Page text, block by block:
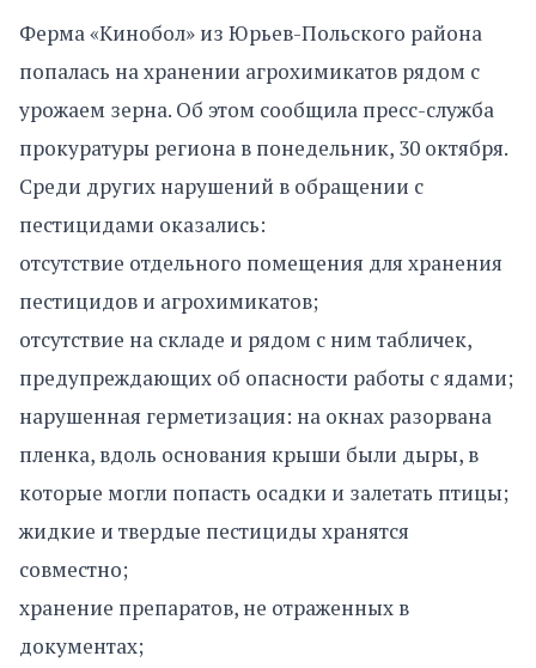
Ферма «Кинобол» из Юрьев-Польского района
попалась на хранении агрохимикатов рядом с
урожаем зерна. Об этом сообщила пресс-служба
прокуратуры региона в понедельник, 30 октября.
Среди других нарушений в обращении с
пестицидами оказались:
отсутствие отдельного помещения для хранения
пестицидов и агрохимикатов;
отсутствие на складе и рядом с ним табличек,
предупреждающих об опасности работы с ядами;
нарушенная герметизация: на окнах разорвана
пленка, вдоль основания крыши были дыры, в
которые могли попасть осадки и залетать птицы;
жидкие и твердые пестициды хранятся
совместно;
хранение препаратов, не отраженных в
документах;